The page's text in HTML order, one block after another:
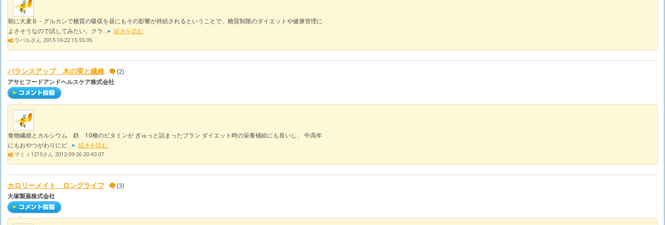
朝に大麦Ｂ－グルカンで糖質の吸収を昼にもその影響が持続されるということで、糖質制限のダイエットや健康管理に
よさそうなので試してみたい。クラ...
続きを読む
ラバルさん 2013-10-22 15:55:05
バランスアップ 木の実と繊維
(2)
アサヒフードアンドヘルスケア株式会社
食物繊維とカルシウム 鉄 10種のビタミンが ぎゅっと詰まったブラン ダイエット時の栄養補給にも良いし、 中高年
にもおやつがわりにピ...
続きを読む
マミィ1215さん 2012-09-26 20:43:07
カロリーメイト ロングライフ
(3)
大塚製薬株式会社